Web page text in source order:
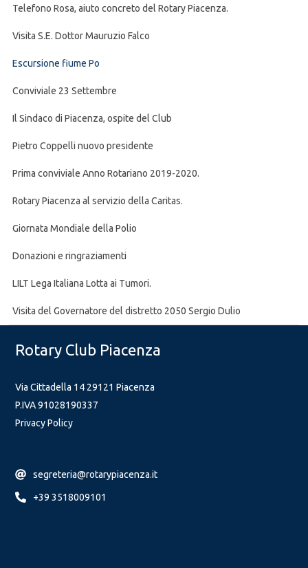
Telefono Rosa, aiuto concreto del Rotary Piacenza.
Visita S.E. Dottor Mauruzio Falco
Escursione fiume Po
Conviviale 23 Settembre
Il Sindaco di Piacenza, ospite del Club
Pietro Coppelli nuovo presidente
Prima conviviale Anno Rotariano 2019-2020.
Rotary Piacenza al servizio della Caritas.
Giornata Mondiale della Polio
Donazioni e ringraziamenti
LILT Lega Italiana Lotta ai Tumori.
Visita del Governatore del distretto 2050 Sergio Dulio
Rotary Club Piacenza
Via Cittadella 14 29121 Piacenza
P.IVA 91028190337
Privacy Policy
segreteria@rotarypiacenza.it
+39 3518009101